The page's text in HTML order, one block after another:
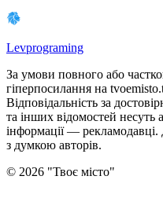
Levprograming
За умови повного або
гіперпосилання на
Відповідальність за
та інших відомостей несуть
інформації —
з думкою авторiв.
© 2026 "Твоє місто"